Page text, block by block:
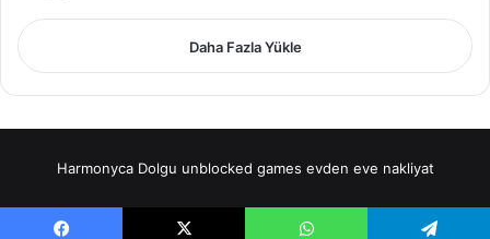
Daha Fazla Yükle
Harmonyca Dolgu unblocked games evden eve nakliyat